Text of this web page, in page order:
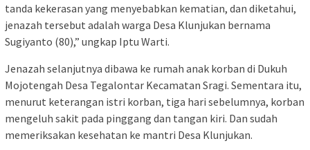
tanda kekerasan yang menyebabkan kematian, dan diketahui,
jenazah tersebut adalah warga Desa Klunjukan bernama
Sugiyanto (80),” ungkap Iptu Warti.
Jenazah selanjutnya dibawa ke rumah anak korban di Dukuh
Mojotengah Desa Tegalontar Kecamatan Sragi. Sementara itu,
menurut keterangan istri korban, tiga hari sebelumnya, korban
mengeluh sakit pada pinggang dan tangan kiri. Dan sudah
memeriksakan kesehatan ke mantri Desa Klunjukan.